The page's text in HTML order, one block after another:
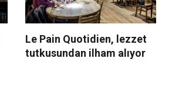
Le Pain Quotidien, lezzet
tutkusundan ilham alıyor